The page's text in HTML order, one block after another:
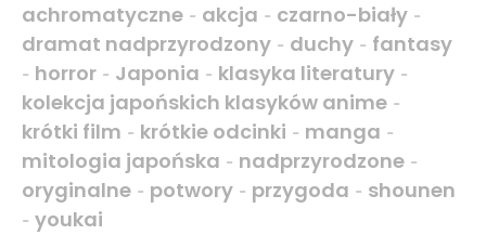
achromatyczne - akcja - czarno-biały -
dramat nadprzyrodzony - duchy - fantasy
- horror - Japonia - klasyka literatury -
kolekcja japońskich klasyków anime -
krótki film - krótkie odcinki - manga -
mitologia japońska - nadprzyrodzone -
oryginalne - potwory - przygoda - shounen
- youkai